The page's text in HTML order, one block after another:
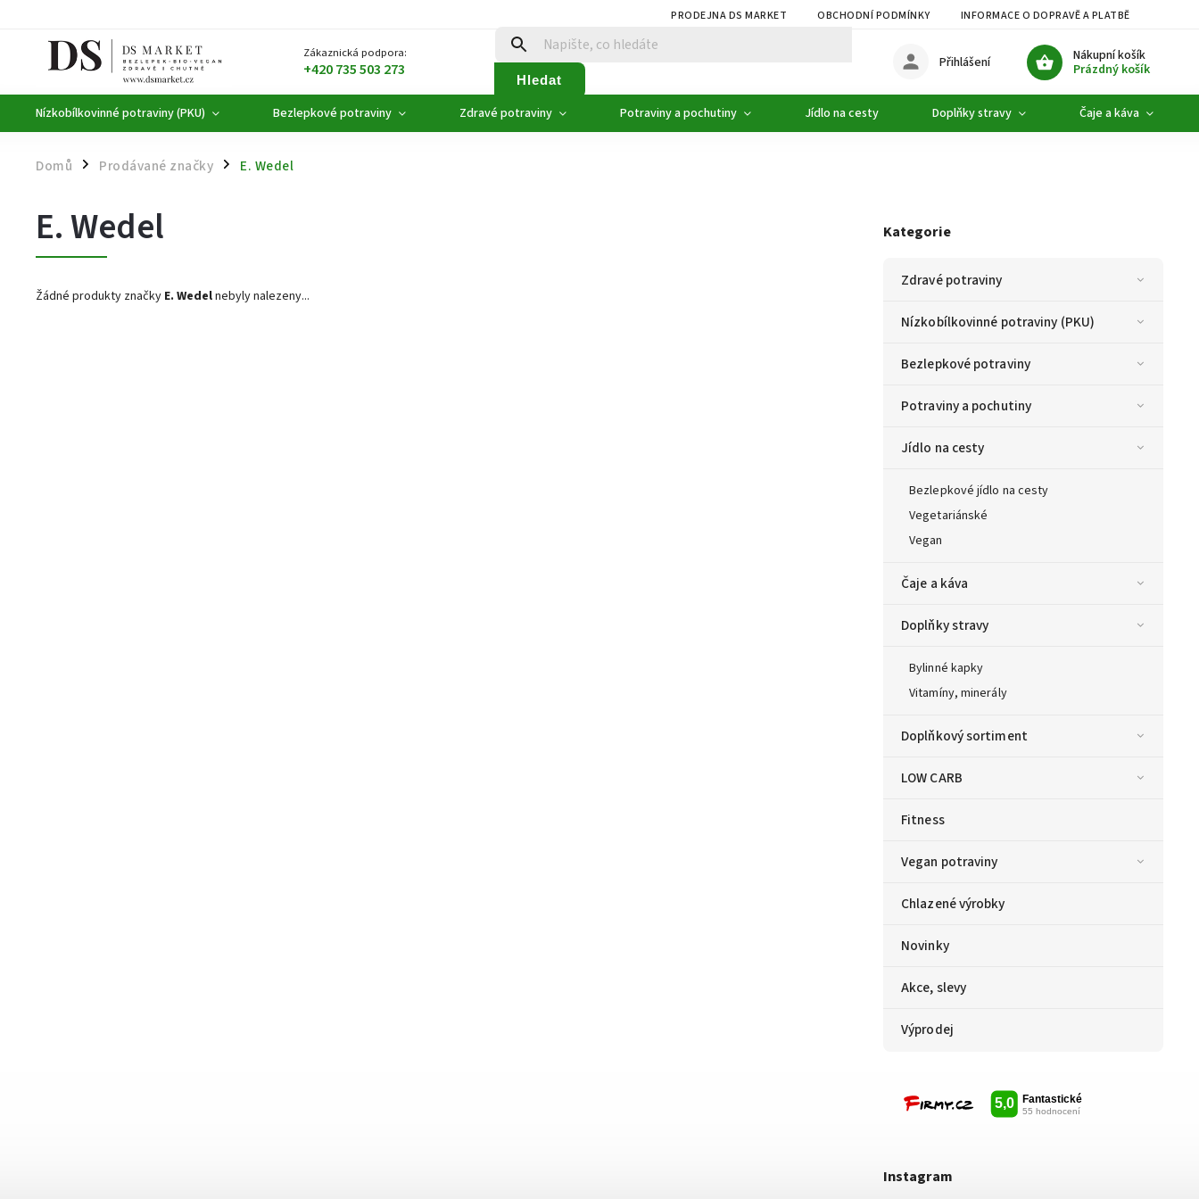
PRODEJNA DS MARKET OBCHODNÍ PODMÍNKY INFORMACE O DOPRAVĚ A PLATBĚ
Zákaznická podpora:
+420 735 503 273 Hledat
Nákupní košík
Prázdný košík
Přihlášení
Nízkobílkovinné potraviny (PKU) Bezlepkové potraviny Zdravé potraviny Potraviny a pochutiny Jídlo na cesty Doplňky stravy Čaje a káva
Domů / Prodávané značky / E. Wedel
Kategorie
Zdravé potraviny
Nízkobílkovinné potraviny (PKU)
Bezlepkové potraviny
Potraviny a pochutiny
Jídlo na cesty
Bezlepkové jídlo na cesty
Vegetariánské
Vegan
Čaje a káva
Doplňky stravy
Bylinné kapky
Vitamíny, minerály
Doplňkový sortiment
LOW CARB
Fitness
Vegan potraviny
Chlazené výrobky
Novinky
Akce, slevy
Výprodej
Instagram
E. Wedel
Žádné produkty značky E. Wedelnebyly nalezeny...